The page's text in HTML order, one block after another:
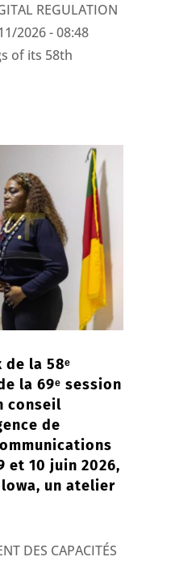
REGULATION
2026 - 08:48
of its 58th
de la 58ᵉ
la 69ᵉ session
conseil
de
et 10 juin 2026,
un atelier
DES CAPACITÉS